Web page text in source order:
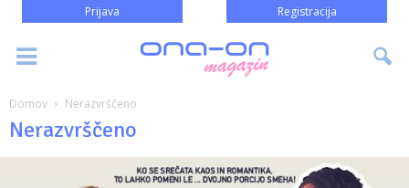
Prijava Registracija
Domov Nerazvrščeno
Nerazvrščeno